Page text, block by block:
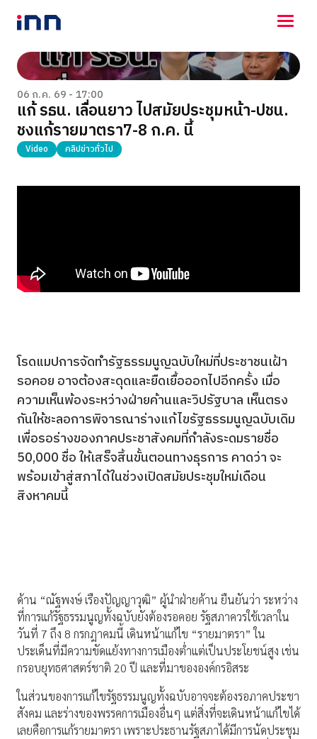
NEWS
ENTERTAINMENT
LIFESTYLE
HOROSCOPE
LOTTERY
VIDEO
06 ก.ค. 69 - 17:00
แก้ รธน. เลื่อนยาว ไปสมัยประชุมหน้า-ปชน.
ชงแก้รายมาตรา7-8 ก.ค. นี้
Video คลิปข่าวทั่วไป
โรดแมปการจัดทำรัฐธรรมนูญฉบับใหม่ที่ประชาชนเฝ้า
รอคอย อาจต้องสะดุดและยืดเยื้อออกไปอีกครั้ง เมื่อ
ความเห็นพ้องระหว่างฝ่ายค้านและวิปรัฐบาล เห็นตรง
กันให้ชะลอการพิจารณาร่างแก้ไขรัฐธรรมนูญฉบับเดิม
เพื่อรอร่างของภาคประชาสังคมที่กำลังระดมรายชื่อ
50,000 ชื่อ ให้เสร็จสิ้นขั้นตอนทางธุรการ คาดว่า จะ
พร้อมเข้าสู่สภาได้ในช่วงเปิดสมัยประชุมใหม่เดือน
สิงหาคมนี้
ด้าน “ณัฐพงษ์ เรืองปัญญาวุฒิ” ผู้นำฝ่ายค้าน ยืนยันว่า ระหว่าง
ที่การแก้รัฐธรรมนูญทั้งฉบับยังต้องรอคอย รัฐสภาควรใช้เวลาใน
วันที่ 7 ถึง 8 กรกฎาคมนี้ เดินหน้าแก้ไข “รายมาตรา” ใน
ประเด็นที่มีความขัดแย้งทางการเมืองต่ำแต่เป็นประโยชน์สูง เช่น
กรอบยุทธศาสตร์ชาติ 20 ปี และที่มาขององค์กรอิสระ
ในส่วนของการแก้ไขรัฐธรรมนูญทั้งฉบับอาจจะต้องรอภาคประชา
สังคม และร่างของพรรคการเมืองอื่นๆ แต่สิ่งที่จะเดินหน้าแก้ไขได้
เลยคือการแก้รายมาตรา เพราะประธานรัฐสภาได้มีการนัดประชุม